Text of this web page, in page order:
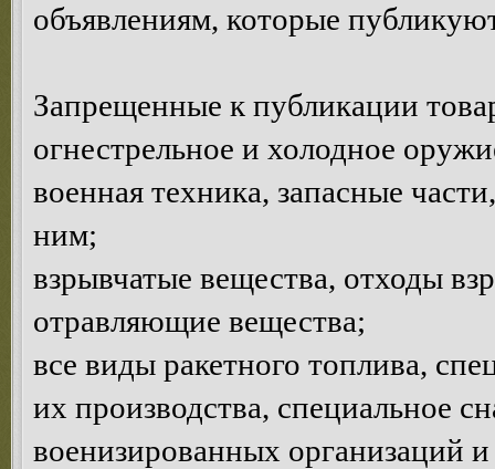
объявлениям, которые
Запрещенные к публикации
огнестрельное и холодное
военная техника, запасные
ним;
взрывчатые вещества, отходы
отравляющие вещества;
все виды ракетного топлива,
их производства, специальное
военизированных организаций